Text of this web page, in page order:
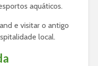
aquáticos.
e visitar o antigo
local.